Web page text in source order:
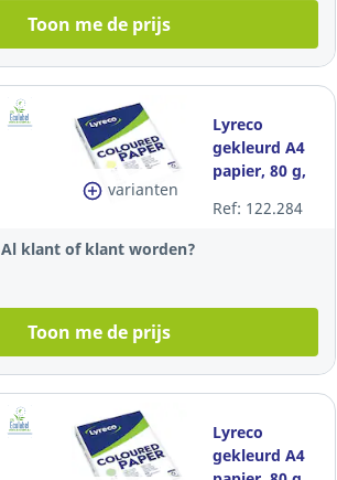
Toon me de prijs
varianten
Lyreco
gekleurd A4
papier, 80 g,
per 500 vel
Ref: 122.284
Al klant of klant worden?
Toon me de prijs
Lyreco
gekleurd A4